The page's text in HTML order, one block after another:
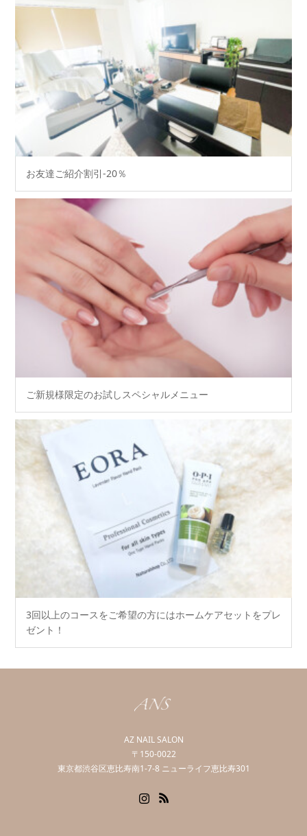
お友達ご紹介割引-20％
ご新規様限定のお試しスペシャルメニュー
3回以上のコースをご希望の方にはホームケアセットをプレ
ゼント！
AZ NAIL SALON
〒150-0022
東京都渋谷区恵比寿南1-7-8 ニューライフ恵比寿301